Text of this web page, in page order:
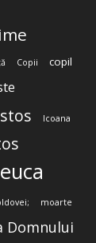
Copii
copil
Icoana
moarte
Domnului